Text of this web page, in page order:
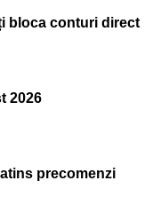
bloca conturi direct
2026
precomenzi